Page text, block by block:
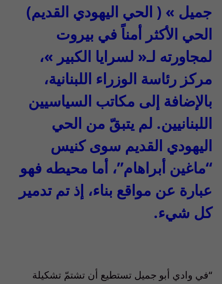
جميل » ( الحي اليهودي القديم)
الحي الأكثر أمناً في بيروت
لمجاورته لـ« لسرايا الكبير »،
مركز رئاسة الوزراء اللبنانية،
بالإضافة إلى مكاتب السياسيين
اللبنانيين. لم يتبقّ من الحي
اليهودي القديم سوى كنيس
“ماغين أبراهام”، أما محيطه فهو
عبارة عن مواقع بناء، إذ تم تدمير
كل شيء.
“في وادي أبو جميل تستطيع أن تشتمّ تشكيلة